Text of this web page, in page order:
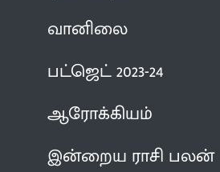
வானிலை
பட்ஜெட் 2023-24
ஆரோக்கியம்
இன்றைய ராசி பலன்